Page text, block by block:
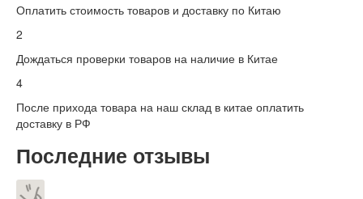
Оплатить стоимость товаров и доставку по Китаю
2
Дождаться проверки товаров на наличие в Китае
4
После прихода товара на наш склад в китае оплатить
доставку в РФ
Последние отзывы